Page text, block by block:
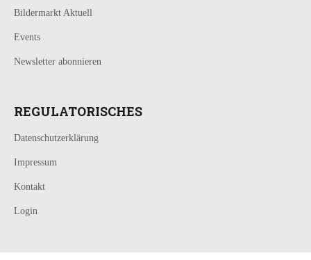
Bildermarkt Aktuell
Events
Newsletter abonnieren
REGULATORISCHES
Datenschutzerklärung
Impressum
Kontakt
Login